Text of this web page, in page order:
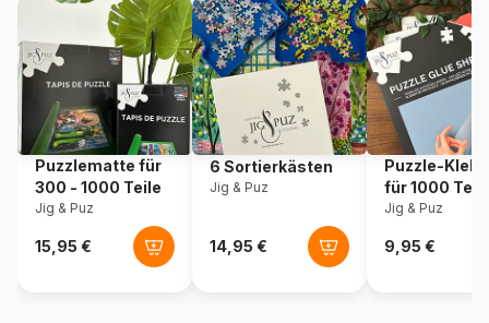
Artikelnummer Sunsout-44732
EAN 0796780447325
Teileanzahl 1000 Teile
Maße 48 x 76 cm
Puzzlematte für
300 - 1000 Teile
Jig & Puz
6 Sortierkästen
Jig & Puz
Puzzle-
für 1000
Jig & Puz